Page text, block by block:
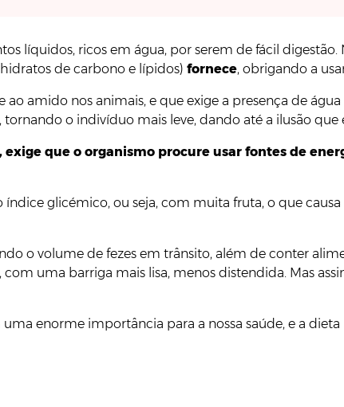
líquidos, ricos em água, por serem de fácil digestão.
de carbono e lípidos) fornece, obrigando a
amido nos animais, e que exige a presença de
o indivíduo mais leve, dando até a ilusão que
que o organismo procure usar fontes de
índice glicémico, ou seja, com muita fruta, o que
o volume de fezes em trânsito, além de conter
, com uma barriga mais lisa, menos distendida. Mas
enorme importância para a nossa saúde, e a dieta